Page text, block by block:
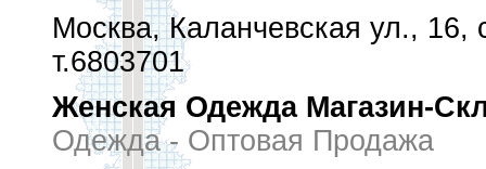
Москва, Каланчевская ул., 16,
т.6803701
Женская Одежда Магазин-
Одежда - Оптовая Продажа